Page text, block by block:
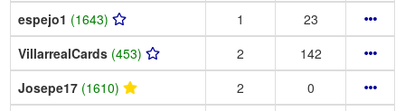
espejo1 (1643) 1
23
VillarrealCards (453) 2
142
Josepe17 (1610) 2
0